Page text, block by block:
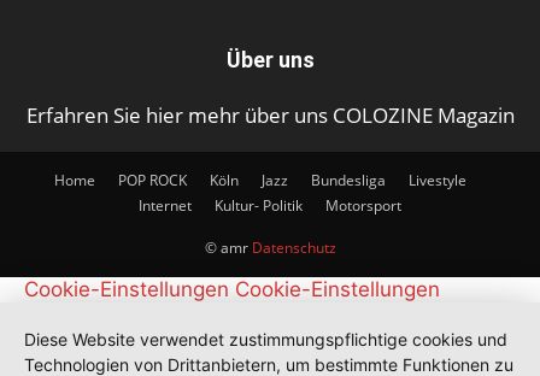
Über uns
Erfahren Sie hier mehr über uns COLOZINE Magazin
Home POP ROCK Köln Jazz Bundesliga
Livestyle
Internet
Kultur- Politik Motorsport
© amr Datenschutz
Cookie-Einstellungen Cookie-Einstellungen
Diese Website verwendet zustimmungspflichtige cookies und
Technologien von Drittanbietern, um bestimmte Funktionen zu